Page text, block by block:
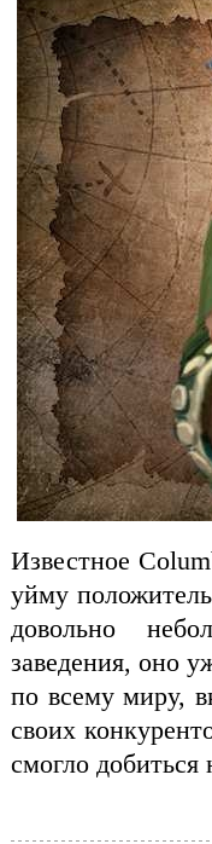
Известное
уйму
довольно
заведения, оно
по всему миру,
своих
смогло